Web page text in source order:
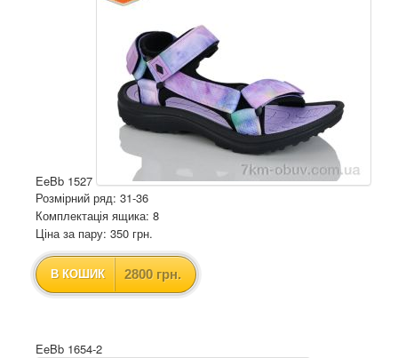
EeBb 1527
Розмірний ряд: 31-36
Комплектація ящика: 8
Ціна за пару: 350 грн.
В КОШИК 2800 грн.
EeBb 1654-2